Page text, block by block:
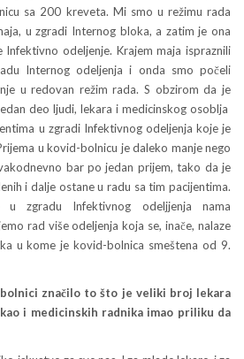
sa 200 kreveta. Mi smo u režimu rada
u zgradi Internog bloka, a zatim je ona
Infektivno odeljenje. Krajem maja ispraznili
Internog odeljenja i onda smo počeli
u redovan režim rada. S obzirom da je
deo ljudi, lekara i medicinskog osoblja
u zgradi Infektivnog odeljenja koje je
u kovid-bolnicu je daleko manje nego
bar po jedan prijem, tako da je
i dalje ostane u radu sa tim pacijentima.
u zgradu Infektivnog odeljjenja nama
rad više odeljenja koja se, inače, nalaze
u kome je kovid-bolnica smeštena od 9.
značilo to što je veliki broj lekara
i medicinskih radnika imao priliku da